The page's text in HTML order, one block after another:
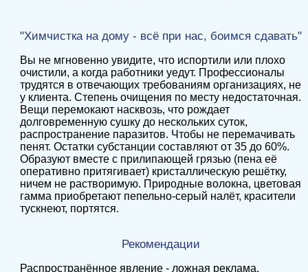
"Химчистка на дому - всё при нас, боимся сдавать"
Вы не мгновенно увидите, что испортили или плохо
очистили, а когда работники уедут. Профессионалы
трудятся в отвечающих требованиям организациях, не
у клиента. Степень очищения по месту недостаточная.
Вещи перемокают насквозь, что рождает
долговременную сушку до нескольких суток,
распространение паразитов. Чтобы не перемачивать
пенят. Остатки субстанции составляют от 35 до 60%.
Образуют вместе с прилипающей грязью (пена её
оперативно притягивает) кристаллическую решётку,
ничем не растворимую. Природные волокна, цветовая
гамма приобретают пепельно-серый налёт, красители
тускнеют, портятся.
Рекомендации
Распространённое явление - ложная реклама.